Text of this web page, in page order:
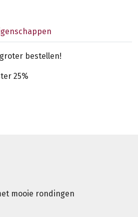
bestellen!
25%
mooie rondingen